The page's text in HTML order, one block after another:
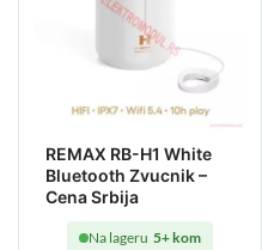
REMAX RB-H1 White
Bluetooth Zvucnik –
Cena Srbija
Na lageru 5+ kom